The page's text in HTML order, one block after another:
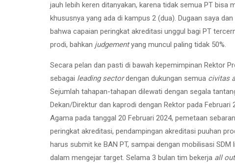
jauh lebih keren ditanyakan, karena tidak semua PT bisa
khususnya yang ada di kampus 2 (dua). Dugaan saya
bahwa capaian peringkat akreditasi unggul bagi PT
prodi, bahkan judgementyang muncul paling tidak 50%.
Secara pelan dan pasti di bawah kepemimpinan Rektor
sebagai leading sectordengan dukungan semua civitas
Sejumlah tahapan-tahapan dilewati dengan segala
Dekan/Direktur dan kaprodi dengan Rektor pada
Agama pada tanggal 20 Februari 2024, pemetaan
peringkat akreditasi, pendampingan akreditasi puuhan
harus submit ke BAN PT, sampai dengan mobilisasi
dalam mengejar target. Selama 3 bulan tim bekerja all out